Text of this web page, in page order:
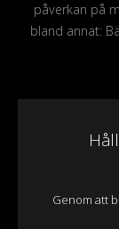
påverkan på
bland annat:
Genom att